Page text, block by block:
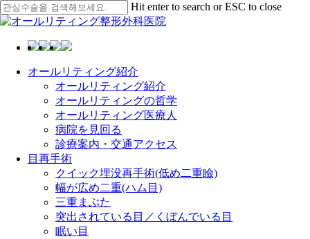
Skip
to
main
content
Hit enter to search or ESC to close
Close
Menu
オールリティング紹介
オールリティング紹介
オールリティングの哲学
オールリティング医療人
病院を見回る
診療案内・交通アクセス
目再手術
クイック埋没再手術(低め二重瞼)
幅が広め二重(ハム目)
三重まぶた
突出されている目／くぼんでいる目
眠い目